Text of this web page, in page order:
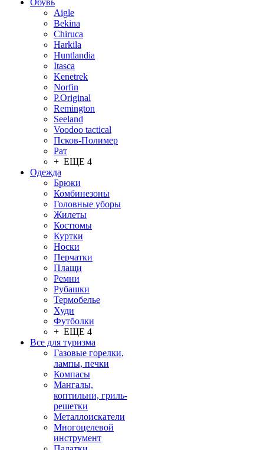
Обувь
Aigle
Bekina
Chiruсa
Harkila
Huntlandia
Itasca
Kenetrek
Norfin
P.Original
Remington
Seeland
Voodoo tactical
Псков-Полимер
Рат
+ ЕЩЕ 4
Одежда
Брюки
Комбинезоны
Головные уборы
Жилеты
Костюмы
Куртки
Носки
Перчатки
Плащи
Ремни
Рубашки
Термобелье
Худи
Футболки
+ ЕЩЕ 4
Все для туризма
Газовые горелки,
лампы, печки
Компасы
Мангалы,
коптильни, гриль-
решетки
Металлоискатели
Многоцелевой
инструмент